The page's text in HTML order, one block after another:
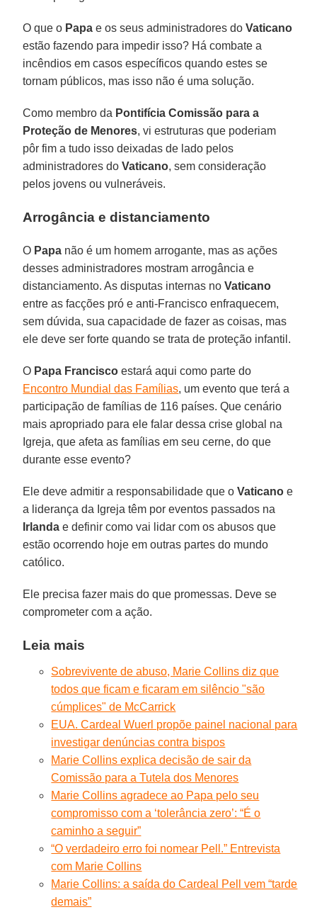
O que o Papa e os seus administradores doVaticano
estão fazendo para impedir isso? Há combate a
incêndios em casos específicos quando estes se
tornam públicos, mas isso não é uma solução.
Como membro da Pontifícia Comissão para a
Proteção de Menores, vi estruturas que poderiam
pôr fim a tudo isso deixadas de lado pelos
administradores doVaticano, sem consideração
pelos jovens ou vulneráveis.
Arrogância e distanciamento
O Papa não é um homem arrogante, mas as ações
desses administradores mostram arrogância e
distanciamento. As disputas internas noVaticano
entre as facções pró e anti-Francisco enfraquecem,
sem dúvida, sua capacidade de fazer as coisas, mas
ele deve ser forte quando se trata de proteção infantil.
O Papa Francisco estará aqui como parte do
Encontro Mundial das Famílias, um evento que terá a
participação de famílias de 116 países. Que cenário
mais apropriado para ele falar dessa crise global na
Igreja, que afeta as famílias em seu cerne, do que
durante esse evento?
Ele deve admitir a responsabilidade que oVaticano e
a liderança da Igreja têm por eventos passados na
Irlanda e definir como vai lidar com os abusos que
estão ocorrendo hoje em outras partes do mundo
católico.
Ele precisa fazer mais do que promessas. Deve se
comprometer com a ação.
Leia mais
Sobrevivente de abuso, Marie Collins diz que
todos que ficam e ficaram em silêncio "são
cúmplices" de McCarrick
EUA. Cardeal Wuerl propõe painel nacional para
investigar denúncias contra bispos
Marie Collins explica decisão de sair da
Comissão para a Tutela dos Menores
Marie Collins agradece ao Papa pelo seu
compromisso com a ‘tolerância zero’: “É o
caminho a seguir”
“O verdadeiro erro foi nomear Pell.” Entrevista
com Marie Collins
Marie Collins: a saída do Cardeal Pell vem “tarde
demais”